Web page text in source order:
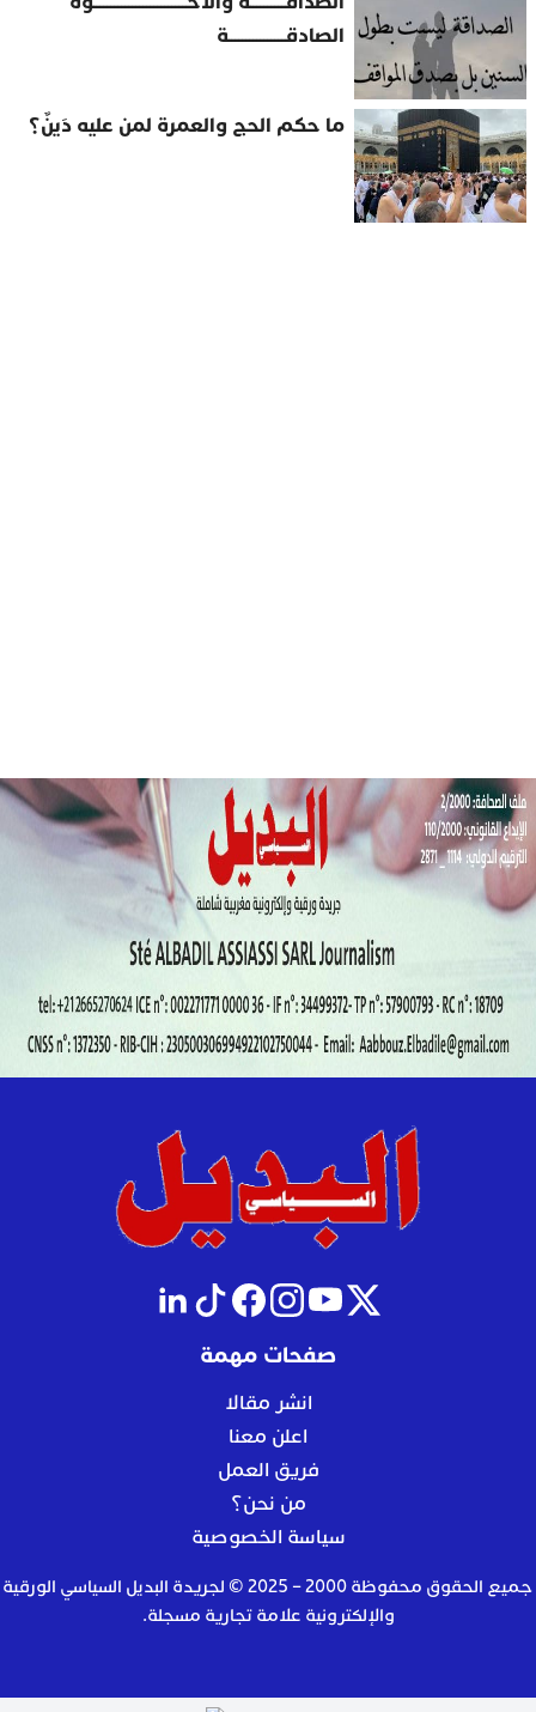
الصادقــــــــــــــــة
ما حكم الحج والعمرة لمن عليه دَينٌ؟
صفحات مهمة
انشر مقالا
اعلن معنا
فريق العمل
من نحن؟
سياسة الخصوصية
جميع الحقوق محفوظة 2000 – 2025 © لجريدة البديل السياسي الورقية
والإلكترونية علامة تجارية مسجلة.